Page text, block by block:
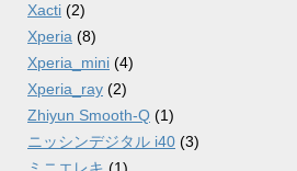
Xacti (2)
Xperia (8)
Xperia_mini (4)
Xperia_ray (2)
Zhiyun Smooth-Q (1)
ニッシンデジタル i40 (3)